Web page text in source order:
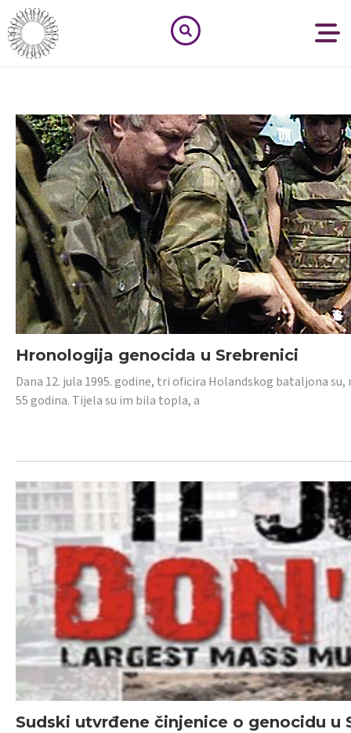
Hronologija genocida u Srebrenici
Dana 12. jula 1995. godine, tri oficira Holandskog bataljona
55 godina. Tijela su im bila topla, a
Sudski utvrđene činjenice o genocidu u